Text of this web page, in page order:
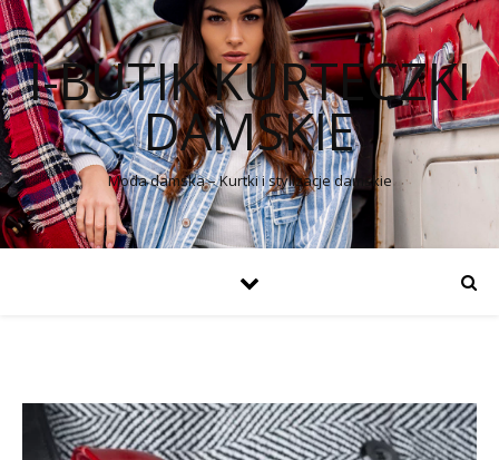
I-BUTIK KURTECZKI
DAMSKIE
Moda damska – Kurtki i stylizacje damskie